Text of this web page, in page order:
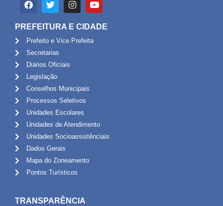
PREFEITURA E CIDADE
Prefeito e Vice Prefeita
Secretarias
Diários Oficiais
Legislação
Conselhos Municipais
Processos Seletivos
Unidades Escolares
Unidades de Atendimento
Unidades Socioassistênciais
Dados Gerais
Mapa do Zoneamento
Pontos Turísticos
TRANSPARÊNCIA